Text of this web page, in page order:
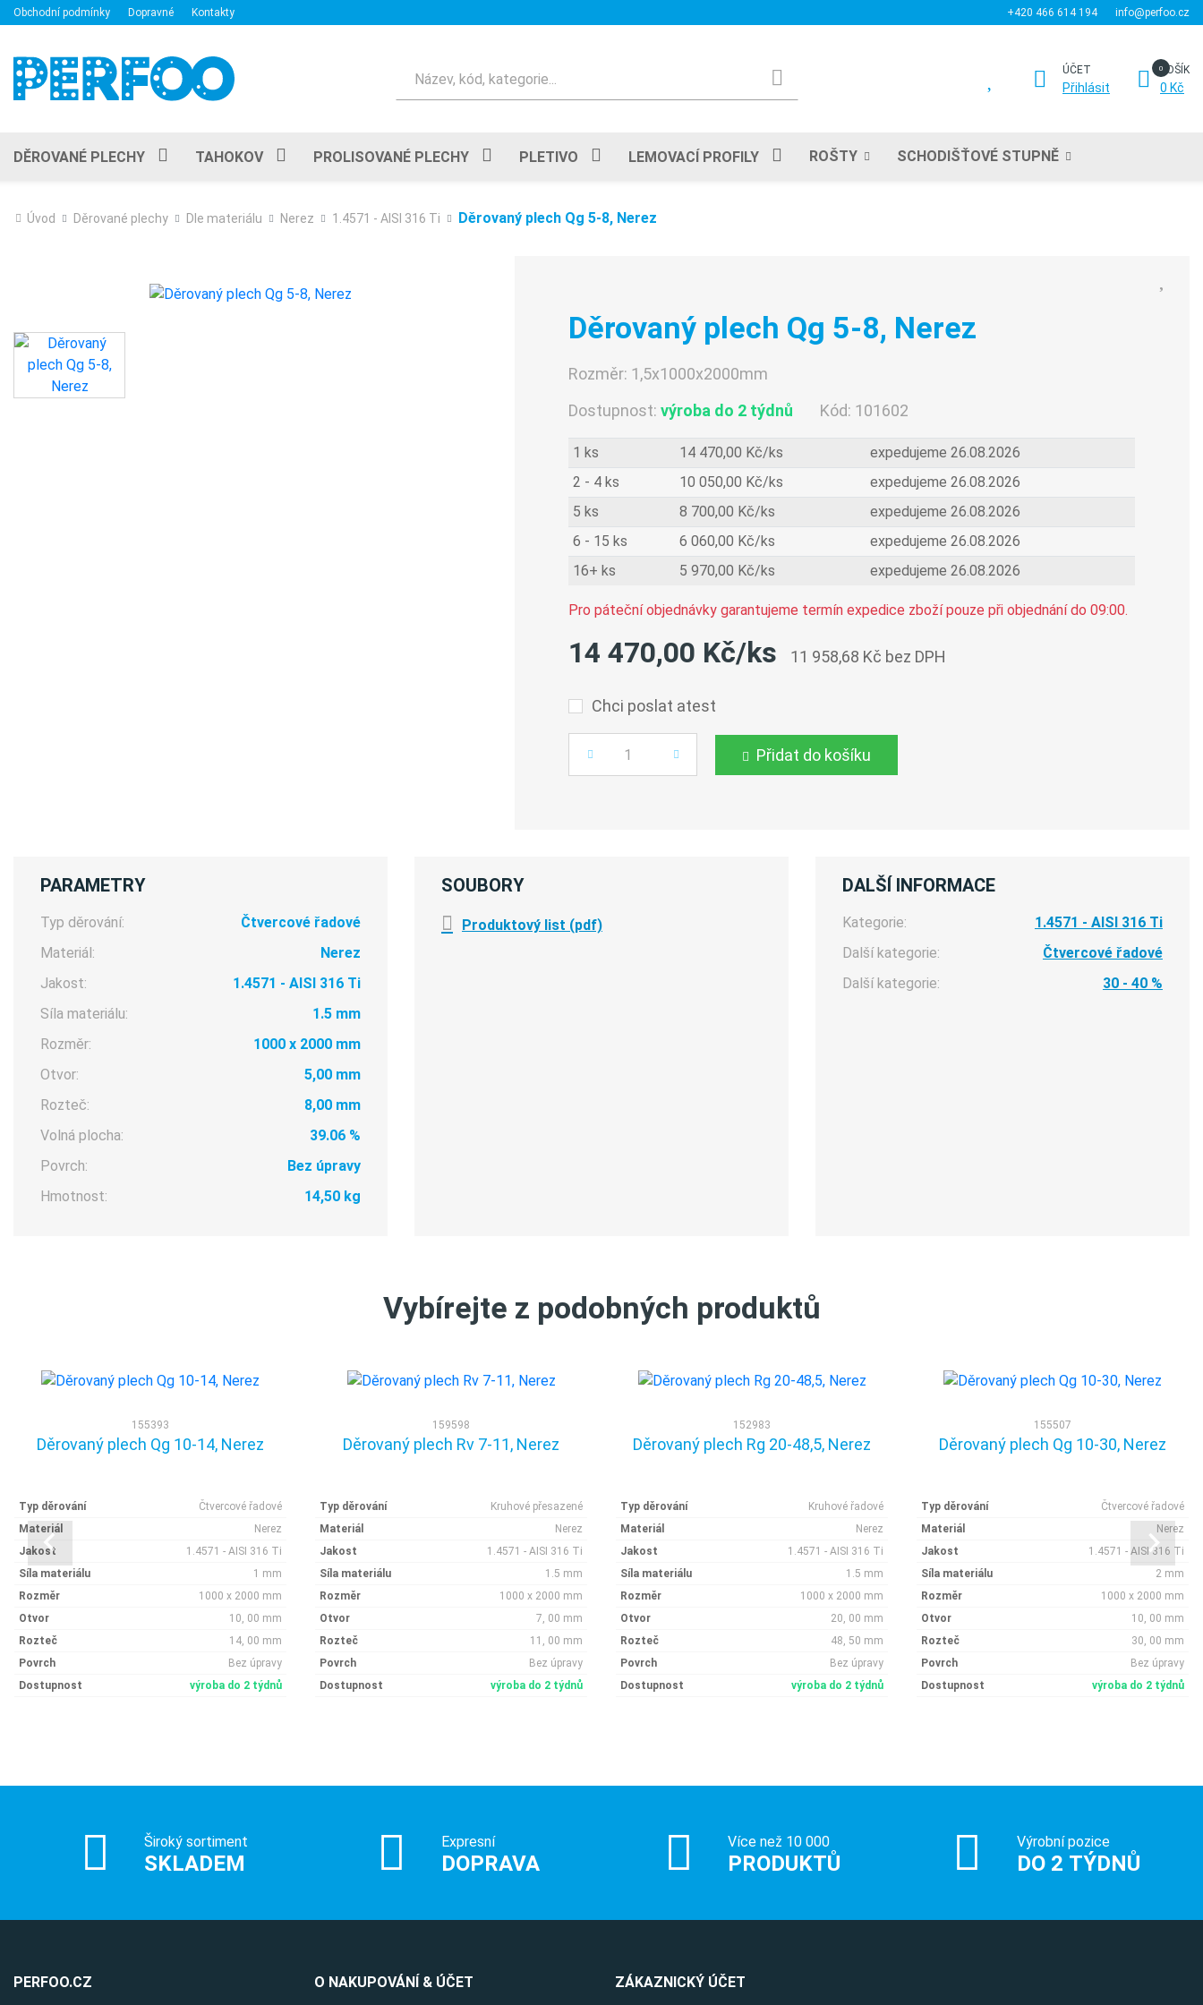
Obchodní podmínky Dopravné Kontakty +420 466 614 194 info@perfoo.cz
ÚČET
Přihlásit
KOŠÍK
0 Kč
DĚROVANÉ PLECHY TAHOKOV PROLISOVANÉ PLECHY PLETIVO LEMOVACÍ PROFILY ROŠTY SCHODIŠŤOVÉ STUPNĚ
Úvod Děrované plechy Dle materiálu Nerez 1.4571 - AISI 316 Ti Děrovaný plech Qg 5-8, Nerez
Děrovaný plech Qg 5-8, Nerez
Rozměr: 1,5x1000x2000mm
Dostupnost: výroba do 2 týdnů Kód: 101602
1 ks 14 470,00 Kč/ks
expedujeme 26.08.2026
2 - 4 ks
10 050,00 Kč/ks
expedujeme 26.08.2026
5 ks
8 700,00 Kč/ks
expedujeme 26.08.2026
6 - 15 ks
6 060,00 Kč/ks
expedujeme 26.08.2026
16+ ks
5 970,00 Kč/ks expedujeme 26.08.2026
Pro páteční objednávky garantujeme termín expedice zboží pouze při objednání do 09:00.
14 470,00 Kč/ks 11 958,68 Kč bez DPH
Chci poslat atest
Počet Přidat do košíku
PARAMETRY
Typ děrování:
Čtvercové řadové
Materiál:
Nerez
Jakost:
1.4571 - AISI 316 Ti
Síla materiálu:
1.5 mm
Rozměr:
1000 x 2000 mm
Otvor:
5,00 mm
Rozteč:
8,00 mm
Volná plocha:
39.06 %
Povrch:
Bez úpravy
Hmotnost:
14,50 kg
SOUBORY
Produktový list (pdf)
DALŠÍ INFORMACE
Kategorie:
1.4571 - AISI 316 Ti
Další kategorie:
Čtvercové řadové
Další kategorie:
30 - 40 %
Vybírejte z podobných produktů
155393
Děrovaný plech Qg 10-14, Nerez
Typ děrování
Čtvercové řadové
Materiál
Nerez
Jakost
1.4571 - AISI 316 Ti
Síla materiálu
1 mm
Rozměr
1000 x 2000 mm
Otvor
10, 00 mm
Rozteč
14, 00 mm
Povrch
Bez úpravy
Dostupnost
výroba do 2 týdnů
159598
Děrovaný plech Rv 7-11, Nerez
Typ děrování
Kruhové přesazené
Materiál
Nerez
Jakost
1.4571 - AISI 316 Ti
Síla materiálu
1.5 mm
Rozměr
1000 x 2000 mm
Otvor
7, 00 mm
Rozteč
11, 00 mm
Povrch
Bez úpravy
Dostupnost
výroba do 2 týdnů
152983
Děrovaný plech Rg 20-48,5, Nerez
Typ děrování
Kruhové řadové
Materiál
Nerez
Jakost
1.4571 - AISI 316 Ti
Síla materiálu
1.5 mm
Rozměr
1000 x 2000 mm
Otvor
20, 00 mm
Rozteč
48, 50 mm
Povrch
Bez úpravy
Dostupnost
výroba do 2 týdnů
155507
Děrovaný plech Qg 10-30, Nerez
Typ děrování
Čtvercové řadové
Materiál
Nerez
Jakost
1.4571 - AISI 316 Ti
Síla materiálu
2 mm
Rozměr
1000 x 2000 mm
Otvor
10, 00 mm
Rozteč
30, 00 mm
Povrch
Bez úpravy
Dostupnost
výroba do 2 týdnů
Široký sortiment
SKLADEM
Expresní
DOPRAVA
Více než 10 000
PRODUKTŮ
Výrobní pozice
DO 2 TÝDNŮ
PERFOO.CZ O NAKUPOVÁNÍ & ÚČET ZÁKAZNICKÝ ÚČET